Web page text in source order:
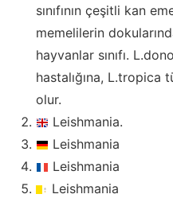
sınıfının çeşitli kan
memelilerin
hayvanlar sınıfı.
hastalığına, L.tropica
olur.
Leishmania.
Leishmania
Leishmania
Leishmania